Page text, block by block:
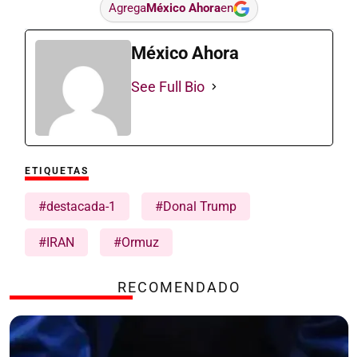
AgregaMéxico Ahoraen
México Ahora
See Full Bio
ETIQUETAS
#destacada-1 #Donal Trump
#IRAN #Ormuz
RECOMENDADO